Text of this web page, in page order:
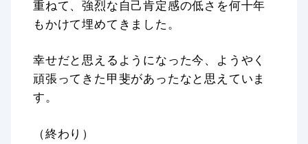
重ねて、強烈な自己肯定感の低さを何十年
もかけて埋めてきました。
幸せだと思えるようになった今、ようやく
頑張ってきた甲斐があったなと思えていま
す。
（終わり）